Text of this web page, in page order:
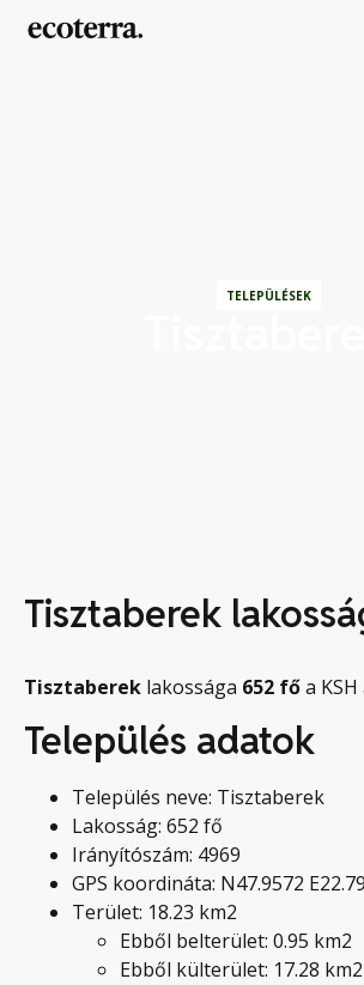
TELEPÜLÉSEK
Tisztaberek
Tisztaberek lakossága 652 főa
Település adatok
Település neve: Tisztaberek
Lakosság: 652 fő
Irányítószám: 4969
GPS koordináta: N47.9572
Terület: 18.23 km2
Ebből belterület: 0.95 km2
Ebből külterület: 17.28 km2